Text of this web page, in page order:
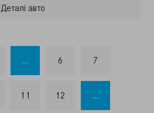
Деталi авто
... 6 7
11 12 ...